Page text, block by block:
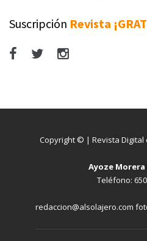
Suscripción Revista
Copyright © | Revista Digital
Ayoze
Teléfono:
redaccion@alsolajero.com